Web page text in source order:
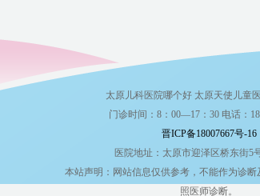
太原儿科医院哪个好 太原天使儿童
门诊时间：8：00—17：30 电话：
晋ICP备18007667号-16
医院地址：太原市迎泽区桥东街5
本站声明：网站信息仅供参考，不能作为诊
照医师诊断。